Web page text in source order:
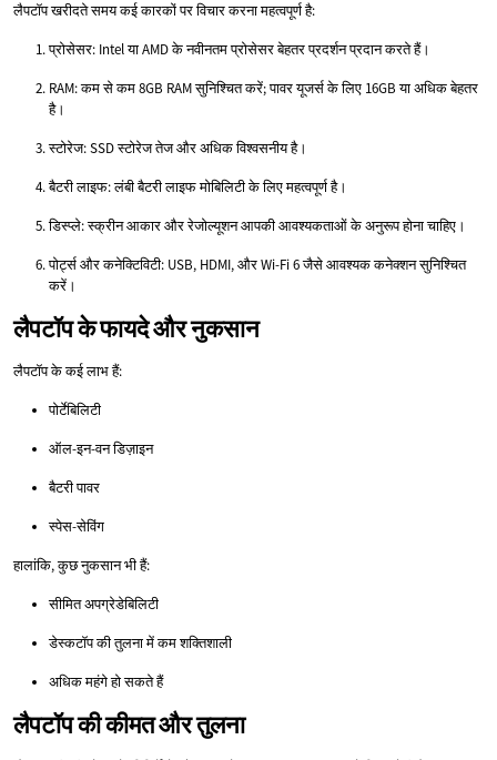
लैपटॉप खरीदते समय कई कारकों पर विचार करना महत्वपूर्ण है:
प्रोसेसर: Intel या AMD के नवीनतम प्रोसेसर बेहतर प्रदर्शन प्रदान करते हैं।
RAM: कम से कम 8GB RAM सुनिश्चित करें; पावर यूजर्स के लिए 16GB या अधिक बेहतर
है।
स्टोरेज: SSD स्टोरेज तेज और अधिक विश्वसनीय है।
बैटरी लाइफ: लंबी बैटरी लाइफ मोबिलिटी के लिए महत्वपूर्ण है।
डिस्प्ले: स्क्रीन आकार और रेजोल्यूशन आपकी आवश्यकताओं के अनुरूप होना चाहिए।
पोर्ट्स और कनेक्टिविटी: USB, HDMI, और Wi-Fi 6 जैसे आवश्यक कनेक्शन सुनिश्चित
करें।
लैपटॉप के फायदे और नुकसान
लैपटॉप के कई लाभ हैं:
पोर्टेबिलिटी
ऑल-इन-वन डिज़ाइन
बैटरी पावर
स्पेस-सेविंग
हालांकि, कुछ नुकसान भी हैं:
सीमित अपग्रेडेबिलिटी
डेस्कटॉप की तुलना में कम शक्तिशाली
अधिक महंगे हो सकते हैं
लैपटॉप की कीमत और तुलना